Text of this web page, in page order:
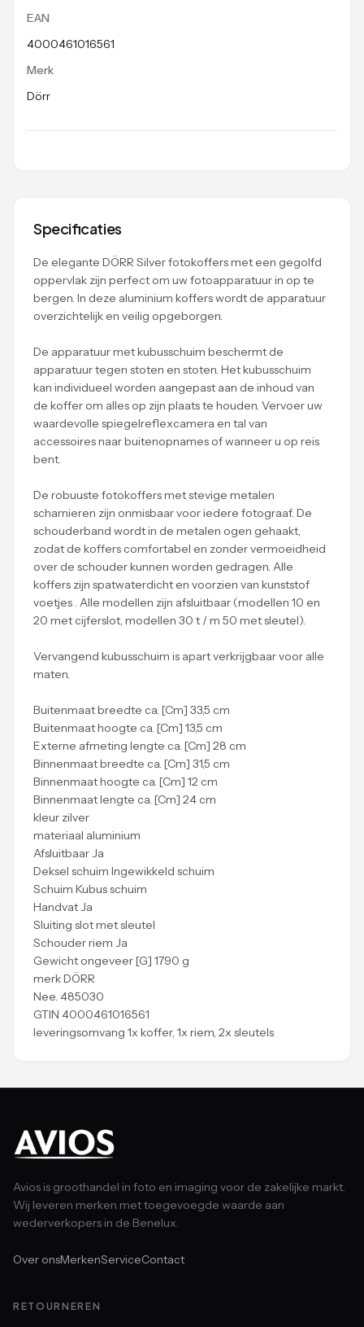
EAN
4000461016561
Merk
Dörr
Specificaties
De elegante DÖRR Silver fotokoffers met een gegolfd
oppervlak zijn perfect om uw fotoapparatuur in op te
bergen. In deze aluminium koffers wordt de apparatuur
overzichtelijk en veilig opgeborgen.
De apparatuur met kubusschuim beschermt de
apparatuur tegen stoten en stoten. Het kubusschuim
kan individueel worden aangepast aan de inhoud van
de koffer om alles op zijn plaats te houden. Vervoer uw
waardevolle spiegelreflexcamera en tal van
accessoires naar buitenopnames of wanneer u op reis
bent.
De robuuste fotokoffers met stevige metalen
scharnieren zijn onmisbaar voor iedere fotograaf. De
schouderband wordt in de metalen ogen gehaakt,
zodat de koffers comfortabel en zonder vermoeidheid
over de schouder kunnen worden gedragen. Alle
koffers zijn spatwaterdicht en voorzien van kunststof
voetjes . Alle modellen zijn afsluitbaar (modellen 10 en
20 met cijferslot, modellen 30 t / m 50 met sleutel).
Vervangend kubusschuim is apart verkrijgbaar voor alle
maten.
Buitenmaat breedte ca. [Cm] 33,5 cm
Buitenmaat hoogte ca. [Cm] 13,5 cm
Externe afmeting lengte ca. [Cm] 28 cm
Binnenmaat breedte ca. [Cm] 31,5 cm
Binnenmaat hoogte ca. [Cm] 12 cm
Binnenmaat lengte ca. [Cm] 24 cm
kleur zilver
materiaal aluminium
Afsluitbaar Ja
Deksel schuim Ingewikkeld schuim
Schuim Kubus schuim
Handvat Ja
Sluiting slot met sleutel
Schouder riem Ja
Gewicht ongeveer [G] 1790 g
merk DÖRR
Nee. 485030
GTIN 4000461016561
leveringsomvang 1x koffer, 1x riem, 2x sleutels
Avios is groothandel in foto en imaging voor de zakelijke markt.
Wij leveren merken met toegevoegde waarde aan
wederverkopers in de Benelux.
Over onsMerkenServiceContact
RETOURNEREN